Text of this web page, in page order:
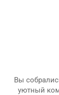
Вы
уютный